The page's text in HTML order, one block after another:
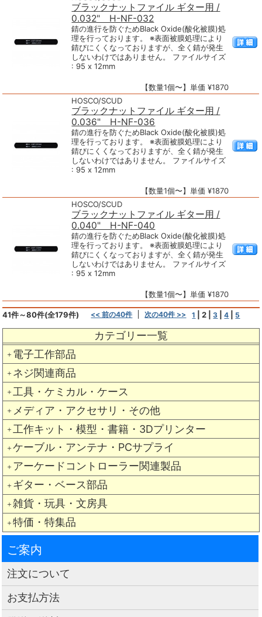
カテゴリー一覧
＋ 電子工作部品
＋ ネジ関連商品
＋ 工具・ケミカル・ケース
＋ メディア・アクセサリ・その他
＋ 工作キット・模型・書籍・3Dプリンター
＋ ケーブル・アンテナ・PCサプライ
＋ アーケードコントローラー関連製品
＋ ギター・ベース部品
＋ 雑貨・玩具・文房具
＋ 特価・特集品
ブラックナットファイル ギター用 /
0.032" H-NF-032
錆の進行を防ぐためBlack Oxide(酸化被膜)処
理を行っております。 ※表面被膜処理により
錆びにくくなっておりますが、全く錆が発生
しないわけではありません。 ファイルサイズ
: 95 x 12mm
【数量1個〜】単価 ¥1870
HOSCO/SCUD
ブラックナットファイル ギター用 /
0.036" H-NF-036
錆の進行を防ぐためBlack Oxide(酸化被膜)処
理を行っております。 ※表面被膜処理により
錆びにくくなっておりますが、全く錆が発生
しないわけではありません。 ファイルサイズ
: 95 x 12mm
【数量1個〜】単価 ¥1870
HOSCO/SCUD
ブラックナットファイル ギター用 /
0.040" H-NF-040
錆の進行を防ぐためBlack Oxide(酸化被膜)処
理を行っております。 ※表面被膜処理により
錆びにくくなっておりますが、全く錆が発生
しないわけではありません。 ファイルサイズ
: 95 x 12mm
【数量1個〜】単価 ¥1870
41件～80件(全179件) << 前の40件 次の40件 >> 1 |2 |3 |4 5
ご案内
注文について
お支払方法